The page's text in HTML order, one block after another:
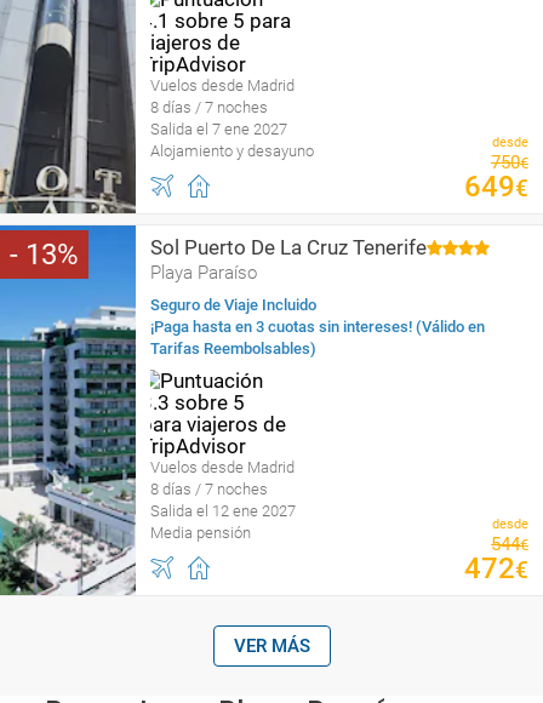
Vuelos desde Madrid
8 días / 7 noches
Salida el 7 ene 2027
Alojamiento y desayuno
desde
750€
649€
13 Sol Puerto De La Cruz Tenerife
Playa Paraíso
Seguro de Viaje Incluido
¡Paga hasta en 3 cuotas sin intereses! (Válido en
Tarifas Reembolsables)
Vuelos desde Madrid
8 días / 7 noches
Salida el 12 ene 2027
Media pensión
desde
544€
472€
VER MÁS